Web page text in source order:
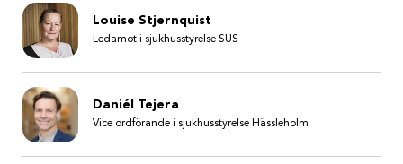
Louise Stjernquist
Ledamot i sjukhusstyrelse SUS
Daniél Tejera
Vice ordförande i sjukhusstyrelse Hässleholm